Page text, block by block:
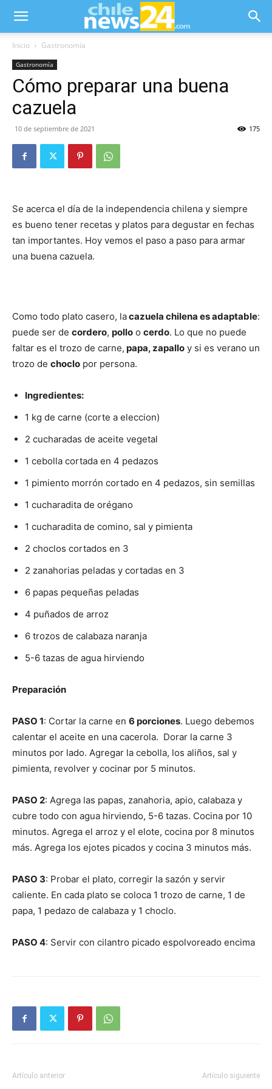
Inicio Gastronomía
Gastronomía
Cómo preparar una buena
cazuela
10 de septiembre de 2021 175
Se acerca el día de la independencia chilena y siempre
es bueno tener recetas y platos para degustar en fechas
tan importantes. Hoy vemos el paso a paso para armar
una buena cazuela.
Como todo plato casero, lacazuela chilena es adaptable:
puede ser de cordero, pollo o cerdo. Lo que no puede
faltar es el trozo de carne, papa, zapallo y si es verano un
trozo de choclo por persona.
Ingredientes:
1 kg de carne (corte a eleccion)
2 cucharadas de aceite vegetal
1 cebolla cortada en 4 pedazos
1 pimiento morrón cortado en 4 pedazos, sin semillas
1 cucharadita de orégano
1 cucharadita de comino, sal y pimienta
2 choclos cortados en 3
2 zanahorias peladas y cortadas en 3
6 papas pequeñas peladas
4 puñados de arroz
6 trozos de calabaza naranja
5-6 tazas de agua hirviendo
Preparación
PASO 1: Cortar la carne en 6 porciones. Luego debemos
calentar el aceite en una cacerola. Dorar la carne 3
minutos por lado. Agregar la cebolla, los aliños, sal y
pimienta, revolver y cocinar por 5 minutos.
PASO 2: Agrega las papas, zanahoria, apio, calabaza y
cubre todo con agua hirviendo, 5-6 tazas. Cocina por 10
minutos. Agrega el arroz y el elote, cocina por 8 minutos
más. Agrega los ejotes picados y cocina 3 minutos más.
PASO 3: Probar el plato, corregir la sazón y servir
caliente. En cada plato se coloca 1 trozo de carne, 1 de
papa, 1 pedazo de calabaza y 1 choclo.
PASO 4: Servir con cilantro picado espolvoreado encima
Artículo anterior Artículo siguiente